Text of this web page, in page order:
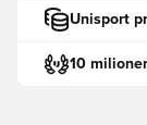
Unisport
10